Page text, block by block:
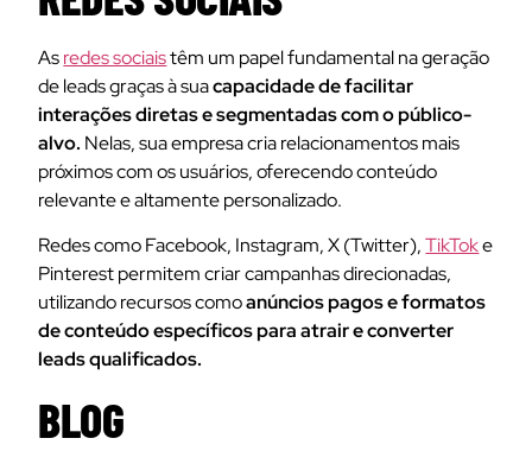
Asredes sociaistêm um papel fundamental na geração
de leads graças à suacapacidade de facilitar
interações diretas e segmentadas com o público-
alvo. Nelas, sua empresa cria relacionamentos mais
próximos com os usuários, oferecendo conteúdo
relevante e altamente personalizado.
Redes como Facebook, Instagram, X (Twitter),TikToke
Pinterest permitem criar campanhas direcionadas,
utilizando recursos comoanúncios pagos e formatos
de conteúdo específicos para atrair e converter
leads qualificados.
BLOG